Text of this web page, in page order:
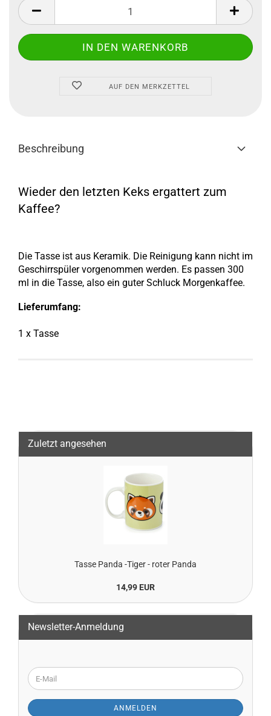
AUF DEN MERKZETTEL
Beschreibung
Wieder den letzten Keks ergattert zum
Kaffee?
Die Tasse ist aus Keramik. Die Reinigung kann nicht im
Geschirrspüler vorgenommen werden. Es passen 300
ml in die Tasse, also ein guter Schluck Morgenkaffee.
Lieferumfang:
1 x Tasse
Zuletzt angesehen
Tasse Panda -Tiger - roter Panda
14,99 EUR
Newsletter-Anmeldung
WEITER
ZUR
ANMELDUNG
E-
Mail
ANMELDEN